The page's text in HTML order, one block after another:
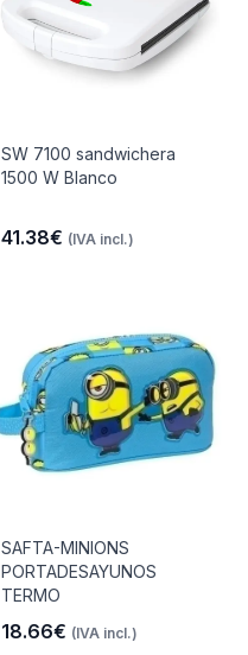
SW 7100 sandwichera
1500 W Blanco
41.38€ (IVA incl.)
SAFTA-MINIONS
PORTADESAYUNOS
TERMO
18.66€ (IVA incl.)